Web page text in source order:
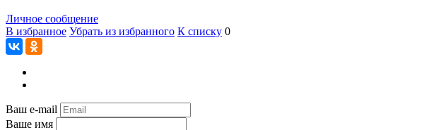
Личное сообщение
В избранное Убрать из избранного К списку 0
Ваш e-mail
Ваше имя